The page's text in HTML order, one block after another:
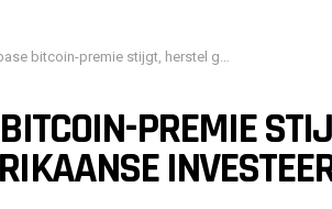
premie stijgt, herstel geleid door Amerikaanse investeerders?
PREMIE